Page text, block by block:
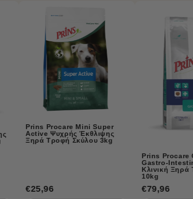
€79,96
Calm Ψυχρής
Ξηρά Τροφή Σκύλου
€27,96